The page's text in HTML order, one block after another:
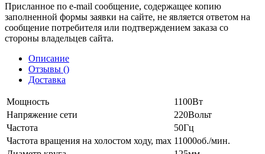
Присланное по e-mail сообщение, содержащее копию
заполненной формы заявки на сайте, не является ответом на
сообщение потребителя или подтверждением заказа со
стороны владельцев сайта.
Описание
Отзывы ()
Доставка
Мощность
1100Вт
Напряжение сети
220Вольт
Частота
50Гц
Частота вращения на холостом ходу, max 11000об./мин.